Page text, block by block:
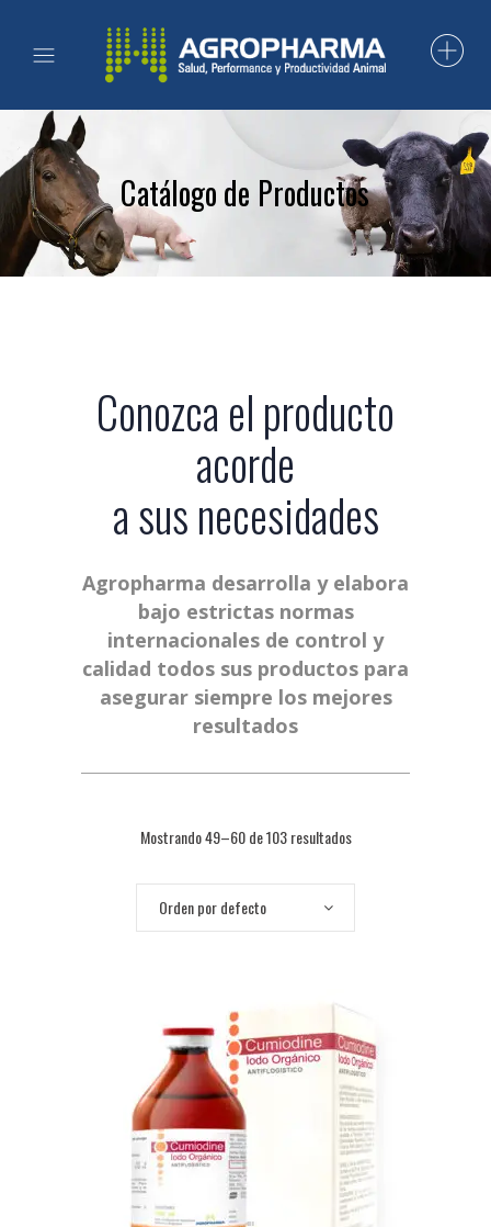
Catálogo de Productos
Conozca el producto
acorde
a sus necesidades
Agropharma desarrolla y elabora
bajo estrictas normas
internacionales de control y
calidad todos sus productos para
asegurar siempre los mejores
resultados
Mostrando 49–60 de 103 resultados
Orden por defecto